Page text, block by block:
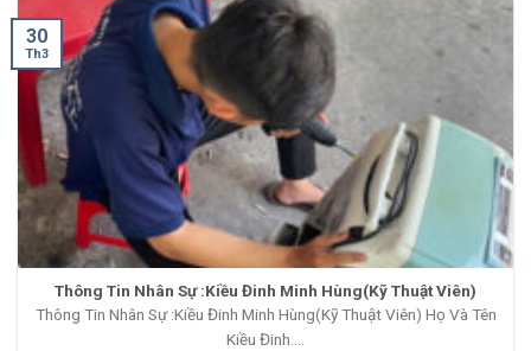
Thông Tin Nhân Sự :Kiều Đinh Minh Hùng(Kỹ Thuật Viên)
Thông Tin Nhân Sự :Kiều Đinh Minh Hùng(Kỹ Thuật Viên) Họ Và Tên
Kiều Đinh....
30
Th3